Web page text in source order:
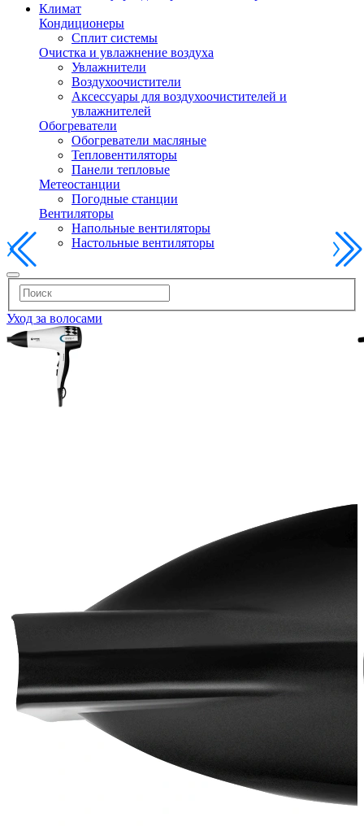
Климат
Кондиционеры
Сплит системы
Очистка и увлажнение воздуха
Увлажнители
Воздухоочистители
Аксессуары для воздухоочистителей и
увлажнителей
Обогреватели
Обогреватели масляные
Тепловентиляторы
Панели тепловые
Метеостанции
Погодные станции
Вентиляторы
Напольные вентиляторы
Настольные вентиляторы
Уход за волосами